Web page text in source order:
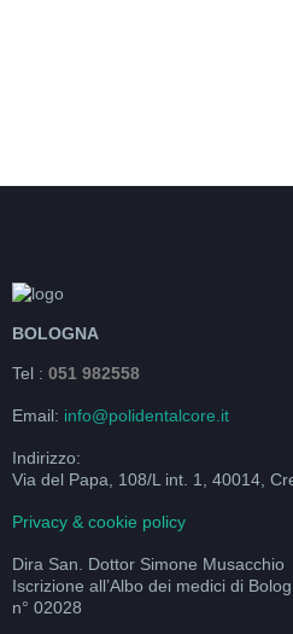
BOLOGNA
Tel : 051 982558
Email: info@polidentalcore.it
Indirizzo:
Via del Papa, 108/L int. 1, 40014,
Privacy & cookie policy
Dira San. Dottor Simone Musacchio
Iscrizione all’Albo dei medici di
n° 02028